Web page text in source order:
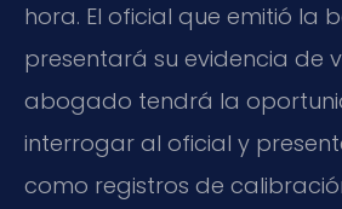
hora. El oficial que emitió la
presentará su evidencia de
abogado tendrá la
interrogar al oficial y
como registros de